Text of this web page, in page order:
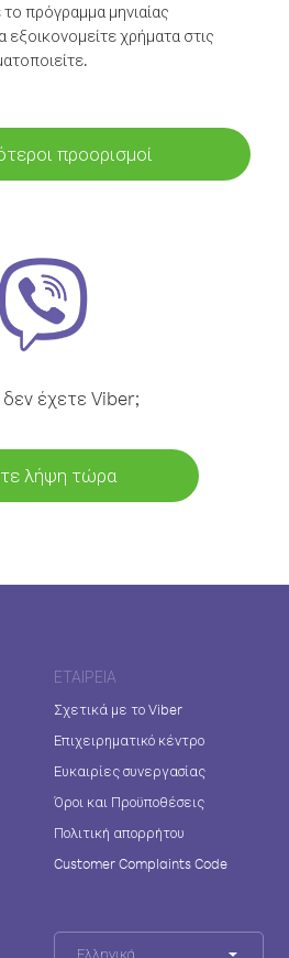
πρόγραμμα μηνιαίας
χρήματα στις
προορισμοί
έχετε Viber;
λήψη τώρα
ΕΤΑΙΡΕΊΑ
Σχετικά με το Viber
Επιχειρηματικό κέντρο
Ευκαιρίες συνεργασίας
Όροι και Προϋποθέσεις
Πολιτική απορρήτου
Customer Complaints Code
Ελληνικά